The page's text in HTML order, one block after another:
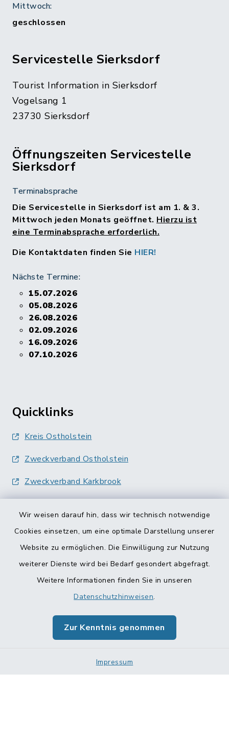
Wir weisen darauf hin, dass wir technisch notwendige
Cookies einsetzen, um eine optimale Darstellung unserer
Website zu ermöglichen. Die Einwilligung zur Nutzung
weiterer Dienste wird bei Bedarf gesondert abgefragt.
Weitere Informationen finden Sie in unseren
Datenschutzhinweisen.
Zur Kenntnis genommen
Impressum
Mittwoch:
geschlossen
Servicestelle Sierksdorf
Tourist Information in Sierksdorf
Vogelsang 1
23730 Sierksdorf
Öffnungszeiten Servicestelle
Sierksdorf
Terminabsprache
Die Servicestelle in Sierksdorf ist am 1. & 3.
Mittwoch jeden Monats geöffnet. Hierzu ist
eine Terminabsprache erforderlich.
Die Kontaktdaten finden Sie HIER!
Nächste Termine:
15.07.2026
05.08.2026
26.08.2026
02.09.2026
16.09.2026
07.10.2026
Quicklinks
Kreis Ostholstein
Zweckverband Ostholstein
Zweckverband Karkbrook
Barrierefreiheit
Impressum
Sitemap